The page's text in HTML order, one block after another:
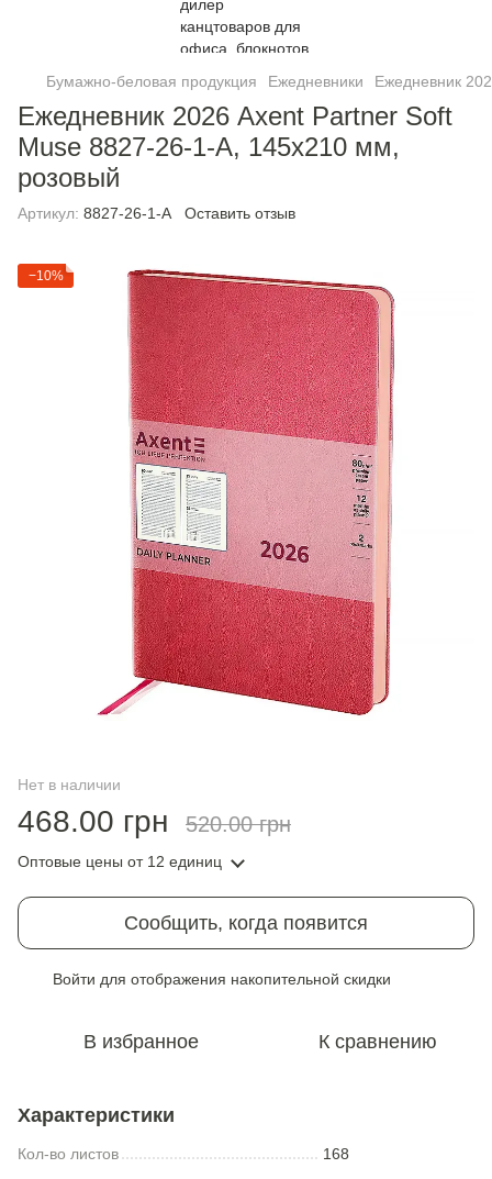
Бумажно-беловая продукция Ежедневники Ежедневник
Ежедневник 2026 Axent Partner Soft
Muse 8827-26-1-A, 145x210 мм,
розовый
Артикул: 8827-26-1-A Оставить отзыв
−10%
Нет в наличии
468.00 грн 520.00 грн
Оптовые цены от 12 единиц
Сообщить, когда появится
Войти для отображения накопительной скидки
В избранное К сравнению
Характеристики
Кол-во листов 168